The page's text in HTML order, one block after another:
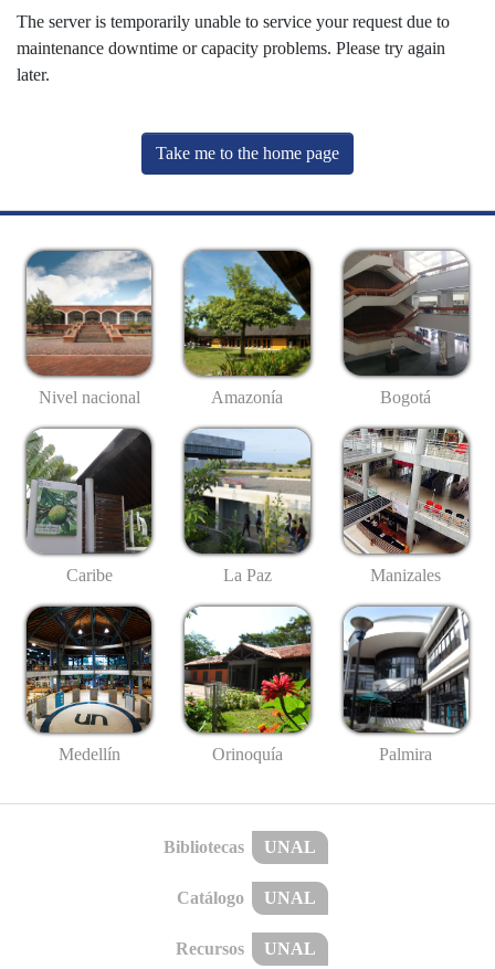
The server is temporarily unable to service your request due to
maintenance downtime or capacity problems. Please try again
later.
Take me to the home page
Nivel nacional Amazonía Bogotá
Caribe La Paz Manizales
Medellín Orinoquía Palmira
Bibliotecas UNAL
Catálogo UNAL
Recursos UNAL